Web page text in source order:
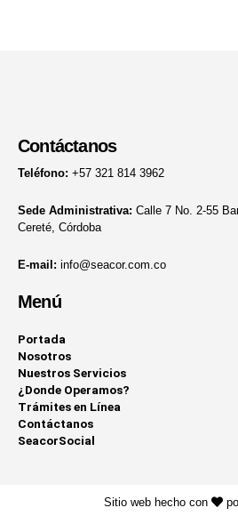
Contáctanos
Teléfono: +57 321 814 3962
Sede Administrativa: Calle 7 No. 2-55
Cereté, Córdoba
E-mail: info@seacor.com.co
Menú
Portada
Nosotros
Nuestros Servicios
¿Donde Operamos?
Trámites en Línea
Contáctanos
SeacorSocial
Sitio web hecho con